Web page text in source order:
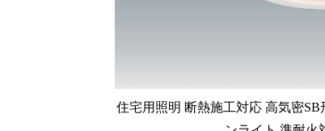
住宅用照明 断熱施工対応 高気密